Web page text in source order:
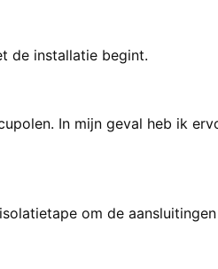
de installatie begint.
In mijn geval heb ik
om de